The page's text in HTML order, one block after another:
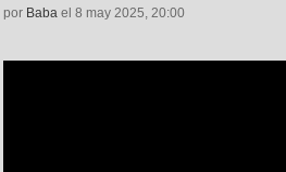
por Baba el 8 may 2025, 20:00